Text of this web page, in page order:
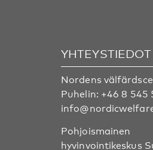
YHTEYSTIEDOT
Nordens
Puhelin: +46 8 545
Pohjoismainen
hyvinvointikeskus